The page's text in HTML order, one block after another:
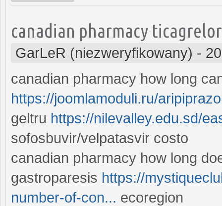
canadian pharmacy
GarLeR (niezweryfikowany) -
canadian pharmacy how long
https://joomlamoduli.ru/
geltru https://nilevalley.edu.sd/
sofosbuvir/velpatasvir costo
canadian pharmacy how long
gastroparesis https://
number-of-con... ecoregion